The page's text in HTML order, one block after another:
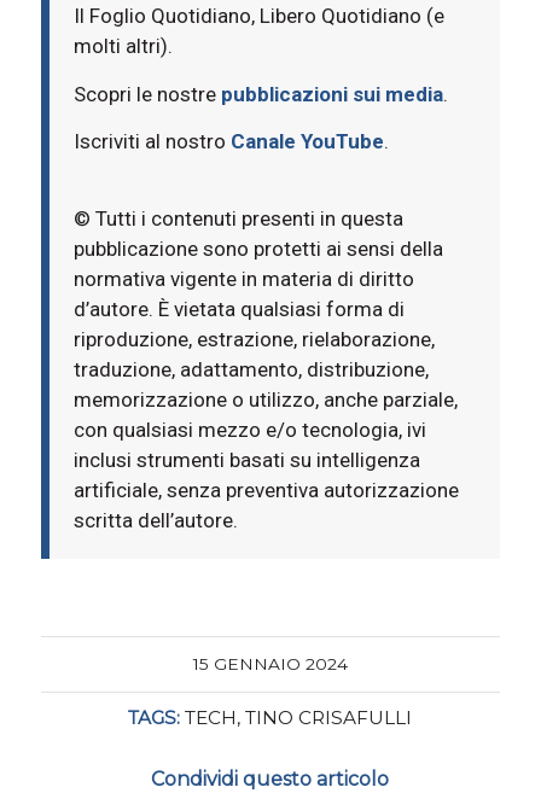
Il Foglio Quotidiano, Libero Quotidiano (e
molti altri).
Scopri le nostre pubblicazioni sui media.
Iscriviti al nostro Canale YouTube.
© Tutti i contenuti presenti in questa
pubblicazione sono protetti ai sensi della
normativa vigente in materia di diritto
d’autore. È vietata qualsiasi forma di
riproduzione, estrazione, rielaborazione,
traduzione, adattamento, distribuzione,
memorizzazione o utilizzo, anche parziale,
con qualsiasi mezzo e/o tecnologia, ivi
inclusi strumenti basati su intelligenza
artificiale, senza preventiva autorizzazione
scritta dell’autore.
15 GENNAIO 2024
TAGS: TECH,TINO CRISAFULLI
Condividi questo articolo